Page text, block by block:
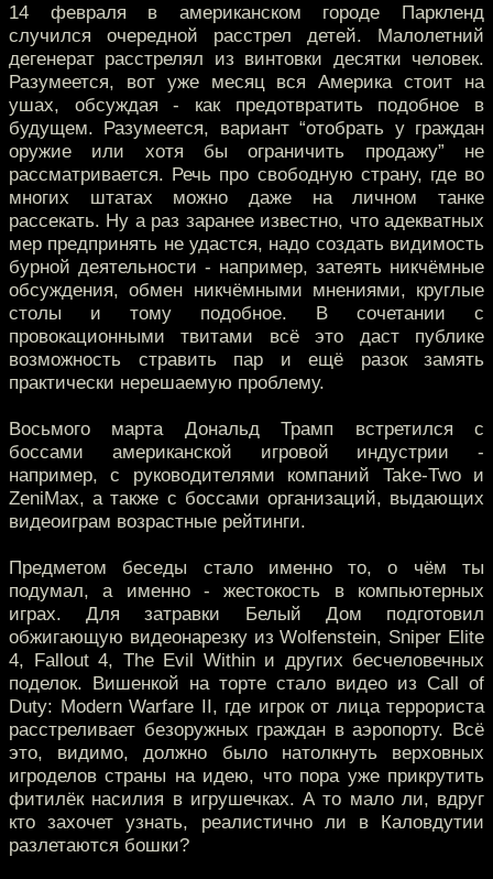
14 февраля в американском городе Паркленд
случился очередной расстрел детей. Малолетний
дегенерат расстрелял из винтовки десятки человек.
Разумеется, вот уже месяц вся Америка стоит на
ушах, обсуждая - как предотвратить подобное в
будущем. Разумеется, вариант “отобрать у граждан
оружие или хотя бы ограничить продажу” не
рассматривается. Речь про свободную страну, где во
многих штатах можно даже на личном танке
рассекать. Ну а раз заранее известно, что адекватных
мер предпринять не удастся, надо создать видимость
бурной деятельности - например, затеять никчёмные
обсуждения, обмен никчёмными мнениями, круглые
столы и тому подобное. В сочетании с
провокационными твитами всё это даст публике
возможность стравить пар и ещё разок замять
практически нерешаемую проблему.
Восьмого марта Дональд Трамп встретился с
боссами американской игровой индустрии -
например, с руководителями компаний Take-Two и
ZeniMax, а также с боссами организаций, выдающих
видеоиграм возрастные рейтинги.
Предметом беседы стало именно то, о чём ты
подумал, а именно - жестокость в компьютерных
играх. Для затравки Белый Дом подготовил
обжигающую видеонарезку из Wolfenstein, Sniper Elite
4, Fallout 4, The Evil Within и других бесчеловечных
поделок. Вишенкой на торте стало видео из Call of
Duty: Modern Warfare II, где игрок от лица террориста
расстреливает безоружных граждан в аэропорту. Всё
это, видимо, должно было натолкнуть верховных
игроделов страны на идею, что пора уже прикрутить
фитилёк насилия в игрушечках. А то мало ли, вдруг
кто захочет узнать, реалистично ли в Каловдутии
разлетаются бошки?